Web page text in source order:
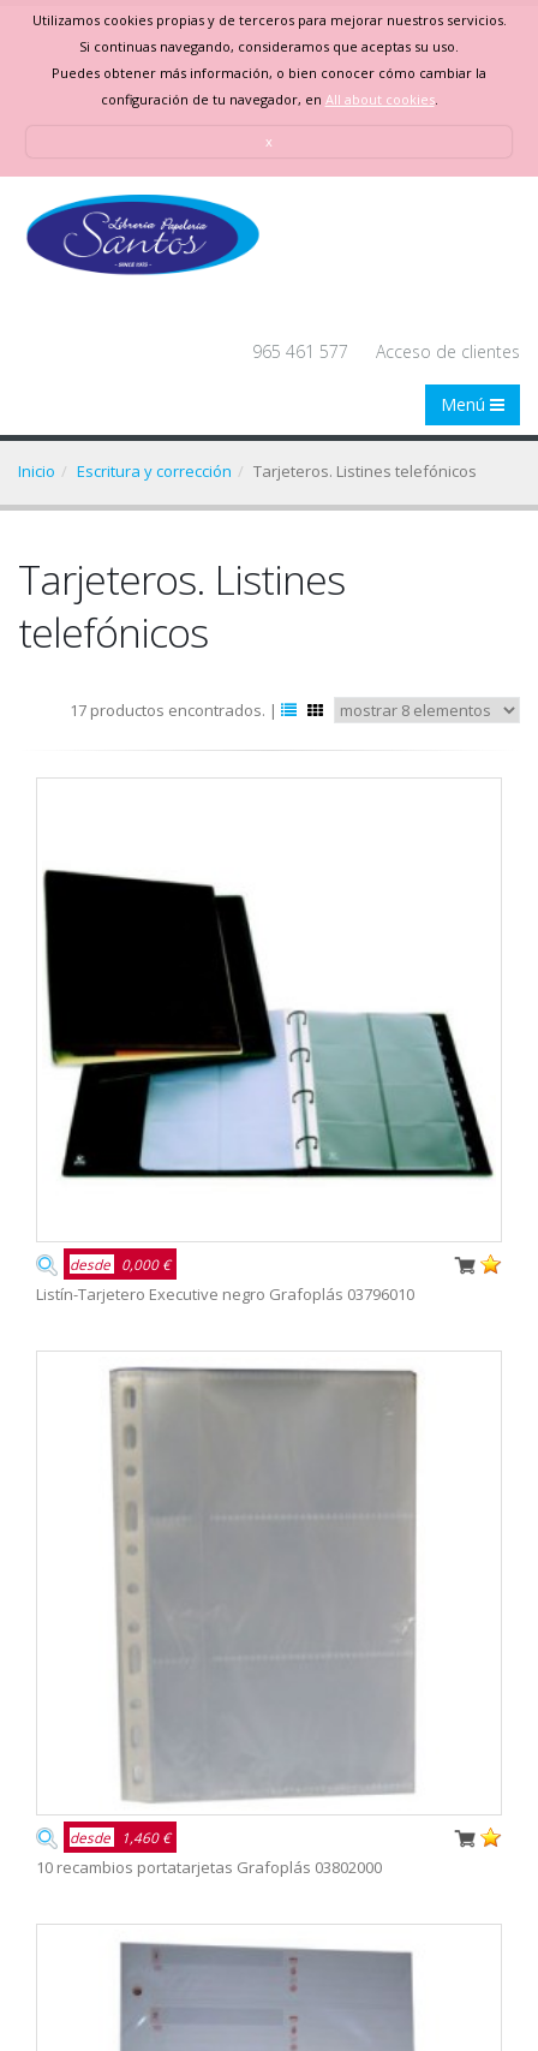
Utilizamos cookies propias y de terceros para mejorar nuestros servicios.
Si continuas navegando, consideramos que aceptas su uso.
Puedes obtener más información, o bien conocer cómo cambiar la
configuración de tu navegador, en All about cookies.
x
965 461 577 Acceso de clientes
Menú
Inicio Escritura y corrección Tarjeteros. Listines telefónicos
Tarjeteros. Listines
telefónicos
17 productos encontrados. |
desde 0,000 €
Listín-Tarjetero Executive negro Grafoplás 03796010
desde 1,460 €
10 recambios portatarjetas Grafoplás 03802000